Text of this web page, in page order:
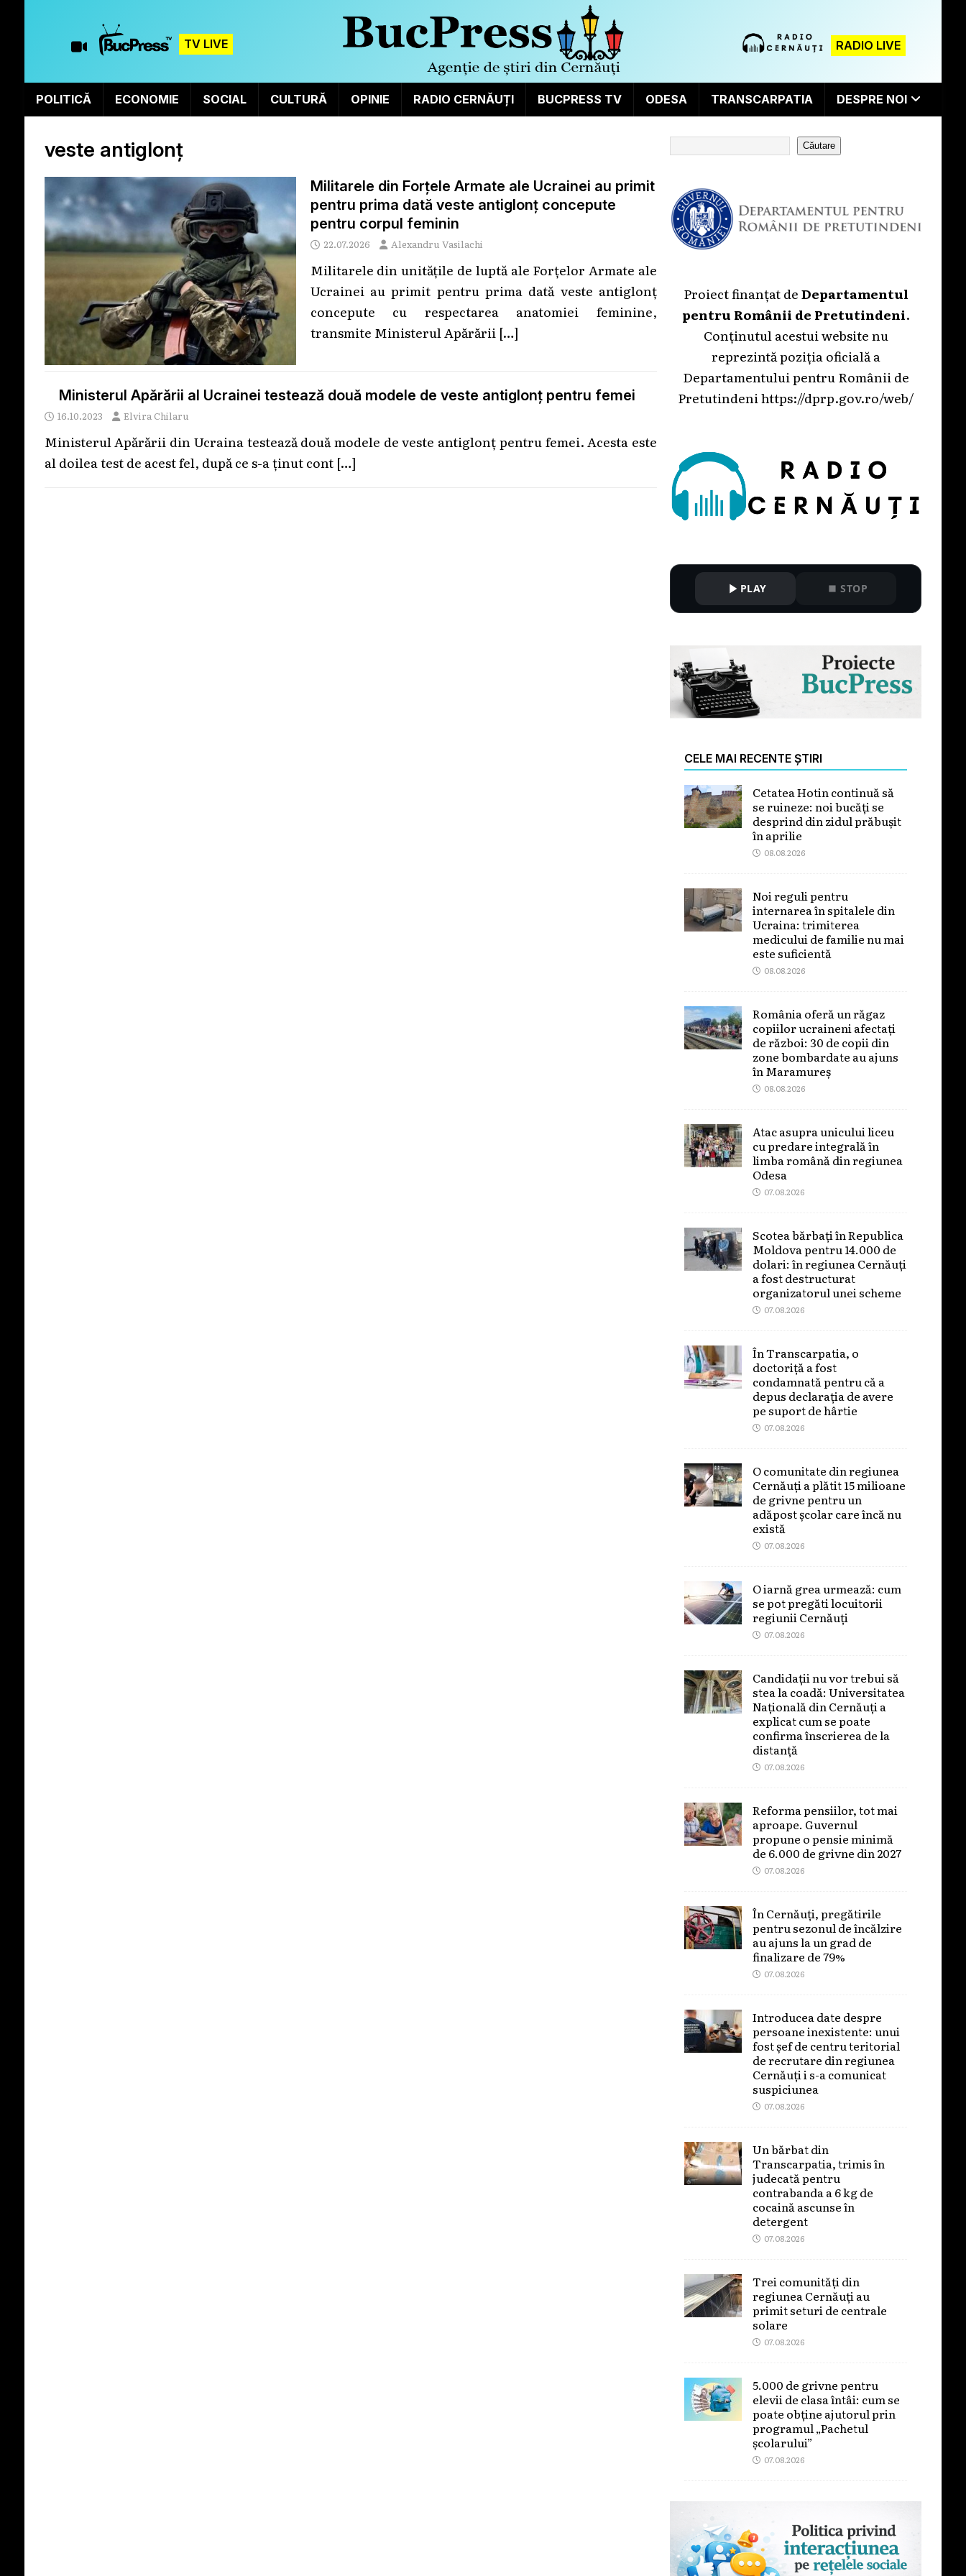
TV LIVE RADIO LIVE
POLITICĂ ECONOMIE SOCIAL CULTURĂ OPINIE RADIO CERNĂUȚI BUCPRESS TV ODESA TRANSCARPATIA DESPRE NOI
veste antiglonț
Militarele din Forțele Armate ale Ucrainei au primit
pentru prima dată veste antiglonț concepute
pentru corpul feminin
22.07.2026 Alexandru Vasilachi
Militarele din unitățile de luptă ale Forțelor Armate ale
Ucrainei au primit pentru prima dată veste antiglonț
concepute cu respectarea anatomiei feminine,
transmite Ministerul Apărării […]
Ministerul Apărării al Ucrainei testează două modele de veste antiglonț pentru femei
16.10.2023 Elvira Chilaru
Ministerul Apărării din Ucraina testează două modele de veste antiglonț pentru femei. Acesta este
al doilea test de acest fel, după ce s-a ținut cont […]
Căutare
Proiect finanțat deDepartamentul
pentru Românii de Pretutindeni.
Conținutul acestui website nu
reprezintă poziția oficială a
Departamentului pentru Românii de
Pretutindenihttps://dprp.gov.ro/web/
PLAY STOP
CELE MAI RECENTE ȘTIRI
Cetatea Hotin continuă să
se ruineze: noi bucăți se
desprind din zidul prăbușit
în aprilie
08.08.2026
Noi reguli pentru
internarea în spitalele din
Ucraina: trimiterea
medicului de familie nu mai
este suficientă
08.08.2026
România oferă un răgaz
copiilor ucraineni afectați
de război: 30 de copii din
zone bombardate au ajuns
în Maramureș
08.08.2026
Atac asupra unicului liceu
cu predare integrală în
limba română din regiunea
Odesa
07.08.2026
Scotea bărbați în Republica
Moldova pentru 14.000 de
dolari: în regiunea Cernăuți
a fost destructurat
organizatorul unei scheme
07.08.2026
În Transcarpatia, o
doctoriță a fost
condamnată pentru că a
depus declarația de avere
pe suport de hârtie
07.08.2026
O comunitate din regiunea
Cernăuți a plătit 15 milioane
de grivne pentru un
adăpost școlar care încă nu
există
07.08.2026
O iarnă grea urmează: cum
se pot pregăti locuitorii
regiunii Cernăuți
07.08.2026
Candidații nu vor trebui să
stea la coadă: Universitatea
Națională din Cernăuți a
explicat cum se poate
confirma înscrierea de la
distanță
07.08.2026
Reforma pensiilor, tot mai
aproape. Guvernul
propune o pensie minimă
de 6.000 de grivne din 2027
07.08.2026
În Cernăuți, pregătirile
pentru sezonul de încălzire
au ajuns la un grad de
finalizare de 79%
07.08.2026
Introducea date despre
persoane inexistente: unui
fost șef de centru teritorial
de recrutare din regiunea
Cernăuți i s-a comunicat
suspiciunea
07.08.2026
Un bărbat din
Transcarpatia, trimis în
judecată pentru
contrabanda a 6 kg de
cocaină ascunse în
detergent
07.08.2026
Trei comunități din
regiunea Cernăuți au
primit seturi de centrale
solare
07.08.2026
5.000 de grivne pentru
elevii de clasa întâi: cum se
poate obține ajutorul prin
programul „Pachetul
școlarului”
07.08.2026